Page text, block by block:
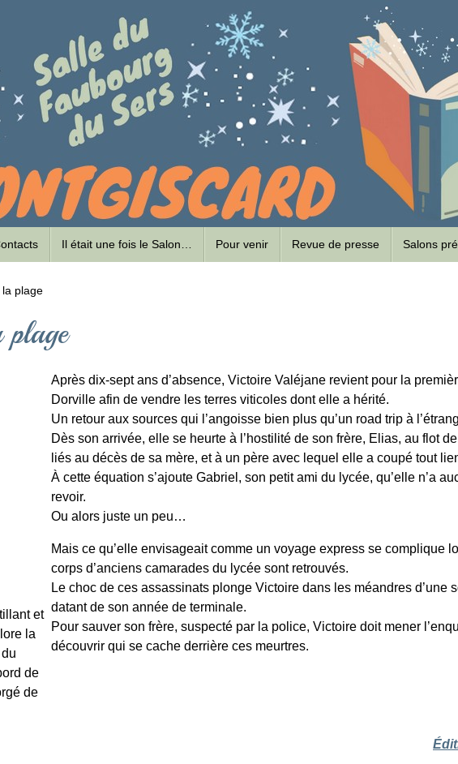
Il était une fois le Salon… Pour venir Revue de presse Salons
la plage
plage
et
la
de
de
Après dix-sept ans d’absence, Victoire Valéjane revient pour la
Dorville afin de vendre les terres viticoles dont elle a hérité.
Un retour aux sources qui l’angoisse bien plus qu’un road trip à
Dès son arrivée, elle se heurte à l’hostilité de son frère, Elias, au flot
liés au décès de sa mère, et à un père avec lequel elle a coupé tout
À cette équation s’ajoute Gabriel, son petit ami du lycée, qu’elle n’a
revoir.
Ou alors juste un peu…
Mais ce qu’elle envisageait comme un voyage express se complique
corps d’anciens camarades du lycée sont retrouvés.
Le choc de ces assassinats plonge Victoire dans les méandres d’une
datant de son année de terminale.
Pour sauver son frère, suspecté par la police, Victoire doit mener
découvrir qui se cache derrière ces meurtres.